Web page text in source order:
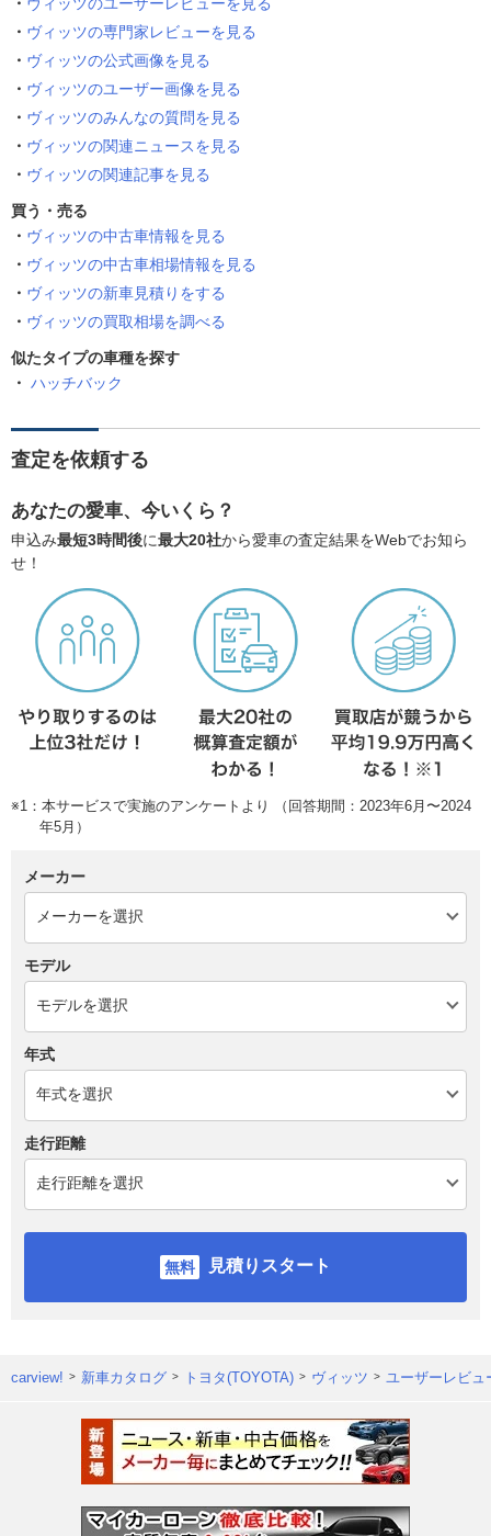
ヴィッツの専門家レビューを見る
ヴィッツの公式画像を見る
ヴィッツのユーザー画像を見る
ヴィッツのみんなの質問を見る
ヴィッツの関連ニュースを見る
ヴィッツの関連記事を見る
買う・売る
ヴィッツの中古車情報を見る
ヴィッツの中古車相場情報を見る
ヴィッツの新車見積りをする
ヴィッツの買取相場を調べる
似たタイプの車種を探す
ハッチバック
査定を依頼する
あなたの愛車、今いくら？
申込み最短3時間後に最大20社から愛車の査定結果をWebでお知ら
せ！
※1：本サービスで実施のアンケートより （回答期間：2023年6月〜2024
年5月）
メーカー
モデル
年式
走行距離
見積りスタート
carview! 新車カタログ トヨタ(TOYOTA) ヴィッツ ユーザーレビュ